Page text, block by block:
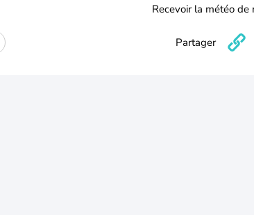
Recevoir la météo de
Partager